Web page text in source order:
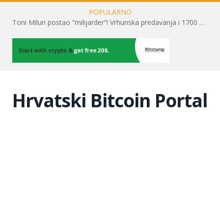
POPULARNO
Toni Milun postao “milijarder”! Vrhunska predavanja i 1700 posjetitelja obilježili su mjesec financijske pismenosti
Hrvatski Bitcoin Portal